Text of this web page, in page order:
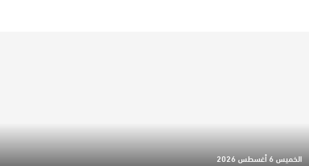
الخميس 6 أغسطس 2026